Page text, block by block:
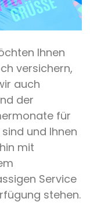
Ihnen
versichern,
auch
der
für
und Ihnen
mit
Service
stehen.